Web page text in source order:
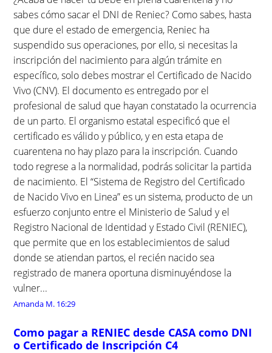
sabes cómo sacar el DNI de Reniec? Como sabes, hasta
que dure el estado de emergencia, Reniec ha
suspendido sus operaciones, por ello, si necesitas la
inscripción del nacimiento para algún trámite en
específico, solo debes mostrar el Certificado de Nacido
Vivo (CNV). El documento es entregado por el
profesional de salud que hayan constatado la ocurrencia
de un parto. El organismo estatal especificó que el
certificado es válido y público, y en esta etapa de
cuarentena no hay plazo para la inscripción. Cuando
todo regrese a la normalidad, podrás solicitar la partida
de nacimiento. El “Sistema de Registro del Certificado
de Nacido Vivo en Linea” es un sistema, producto de un
esfuerzo conjunto entre el Ministerio de Salud y el
Registro Nacional de Identidad y Estado Civil (RENIEC),
que permite que en los establecimientos de salud
donde se atiendan partos, el recién nacido sea
registrado de manera oportuna disminuyéndose la
vulner...
Amanda M. 16:29
Como pagar a RENIEC desde CASA como DNI
o Certificado de Inscripción C4